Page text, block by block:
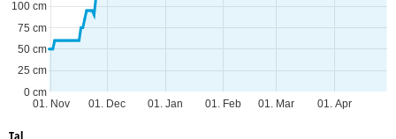
01. Nov 01. Dec 01. Jan 01. Feb 01. Mar 01. Apr
0 cm
25 cm
50 cm
75 cm
100 cm